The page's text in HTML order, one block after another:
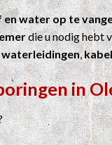
en water op te
die u nodig hebt
waterleidingen,
in